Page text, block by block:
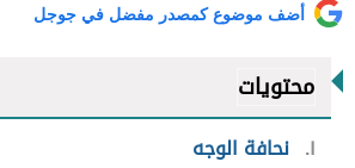
أضف موضوع كمصدر مفضل في جوجل
محتويات
١ نحافة الوجه